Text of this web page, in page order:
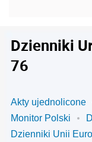
Dzienniki
76
Akty ujednolicone
Monitor Polski
Dzienniki Unii